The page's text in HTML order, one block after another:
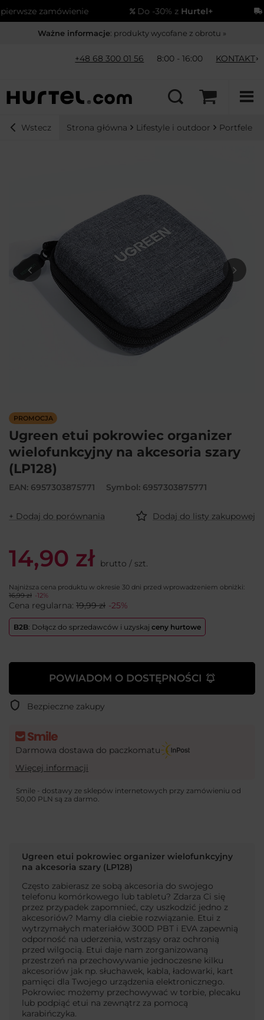
zamówienie Do -30% zHurtel+
Ważne informacje: produkty wycofane z obrotu »
+48 68 300 01 56 8:00 - 16:00 KONTAKT
Wstecz Strona główna Lifestyle i outdoor Portfele i
PROMOCJA
Ugreen etui pokrowiec organizer
wielofunkcyjny na akcesoria szary
(LP128)
EAN: 6957303875771 Symbol: 6957303875771
+ Dodaj do porównania Dodaj do listy zakupowej
14,90 zł brutto / szt.
Najniższa cena produktu w okresie 30 dni przed wprowadzeniem obniżki:
16,99 zł
-12%
Cena regularna: 19,99 zł -25%
B2B: Dołącz do sprzedawców i uzyskaj ceny hurtowe
POWIADOM O DOSTĘPNOŚCI
Bezpieczne zakupy
Darmowa dostawa do paczkomatu
Więcej informacji
Smile - dostawy ze sklepów internetowych przy zamówieniu od
50,00 PLN są za darmo.
Ugreen etui pokrowiec organizer wielofunkcyjny
na akcesoria szary (LP128)
Często zabierasz ze sobą akcesoria do swojego
telefonu komórkowego lub tabletu? Zdarza Ci się
przez przypadek zapomnieć, czy uszkodzić jedno z
akcesoriów? Mamy dla ciebie rozwiązanie. Etui z
wytrzymałych materiałów 300D PBT i EVA zapewnią
odporność na uderzenia, wstrząsy oraz ochronią
przed wilgocią. Etui daje nam zorganizowaną
przestrzeń na przechowywanie jednoczesne kilku
akcesoriów jak np. słuchawek, kabla, ładowarki, kart
pamięci dla Twojego urządzenia elektronicznego.
Pokrowiec możemy przechowywać w torbie, plecaku
lub podpiąć etui na zewnątrz za pomocą
karabińczyka.